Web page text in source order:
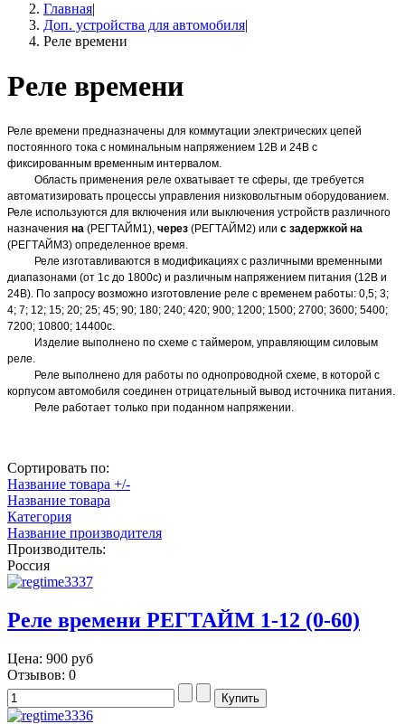
Главная|
Доп. устройства для автомобиля|
Реле времени
Реле времени
Реле времени предназначены для коммутации электрических цепей
постоянного тока с номинальным напряжением 12В и 24В с
фиксированным временным интервалом.
Область применения реле охватывает те сферы, где требуется
автоматизировать процессы управления низковольтным оборудованием.
Реле используются для включения или выключения устройств различного
назначения на (РЕГТАЙМ1), через (РЕГТАЙМ2) или с задержкой на
(РЕГТАЙМ3) определенное время.
Реле изготавливаются в модификациях с различными временными
диапазонами (от 1с до 1800с) и различным напряжением питания (12В и
24В). По запросу возможно изготовление реле с временем работы: 0,5; 3;
4; 7; 12; 15; 20; 25; 45; 90; 180; 240; 420; 900; 1200; 1500; 2700; 3600; 5400;
7200; 10800; 14400с.
Изделие выполнено по схеме с таймером, управляющим силовым
реле.
Реле выполнено для работы по однопроводной схеме, в которой с
корпусом автомобиля соединен отрицательный вывод источника питания.
Реле работает только при поданном напряжении.
Сортировать по:
Название товара +/-
Название товара
Категория
Название производителя
Производитель:
Россия
Реле времени РЕГТАЙМ 1-12 (0-60)
Цена: 900 руб
Отзывов: 0